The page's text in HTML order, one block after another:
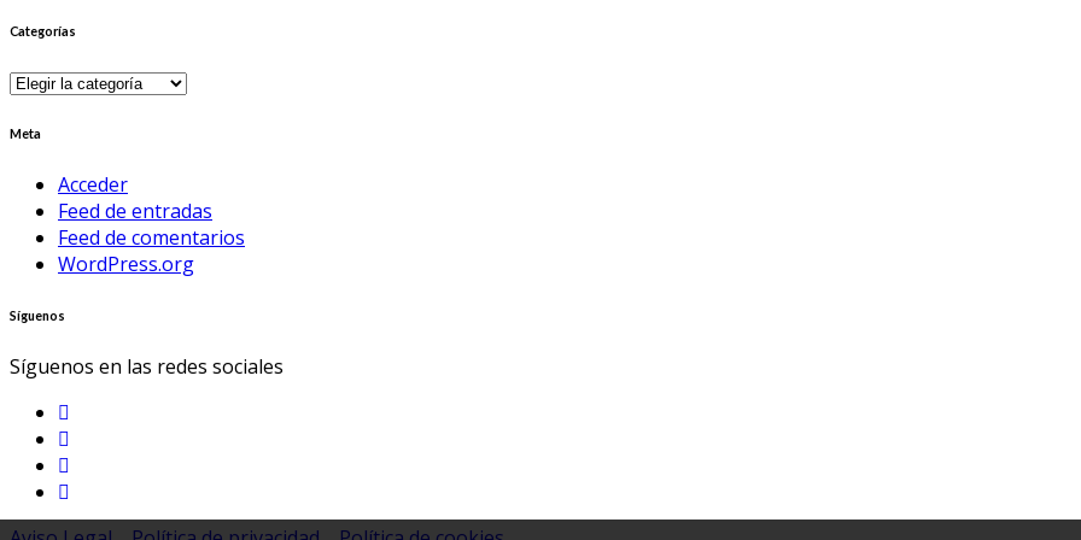
Categorías
Categorías
Meta
Acceder
Feed de entradas
Feed de comentarios
WordPress.org
Síguenos
Síguenos en las redes sociales